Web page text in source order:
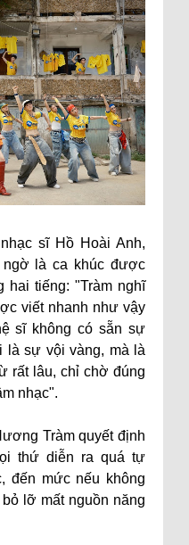
sĩ Hồ Hoài Anh,
ngờ là ca khúc được
hai tiếng: "Tràm nghĩ
viết nhanh như vậy
sĩ không có sẵn sự
là sự vội vàng, mà là
rất lâu, chỉ chờ đúng
nhạc".
Tràm quyết định
thứ diễn ra quá tự
đến mức nếu không
lỡ mất nguồn năng